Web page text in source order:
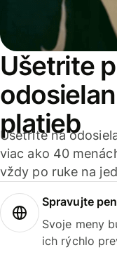
Ušetrite
platieb
Ušetrite na
viac ako 40
vždy po ruke na
Spravujte
Svoje meny
ich rýchlo